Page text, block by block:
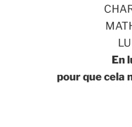
En
pour que cela